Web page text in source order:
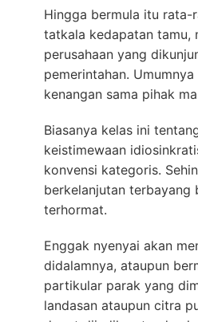
Hingga bermula itu
tatkala kedapatan tamu,
perusahaan yang
pemerintahan.
kenangan sama pihak
Biasanya kelas ini
keistimewaan
konvensi kategoris.
berkelanjutan terbayang
terhormat.
Enggak nyenyai akan
didalamnya, ataupun
partikular parak yang
landasan ataupun citra